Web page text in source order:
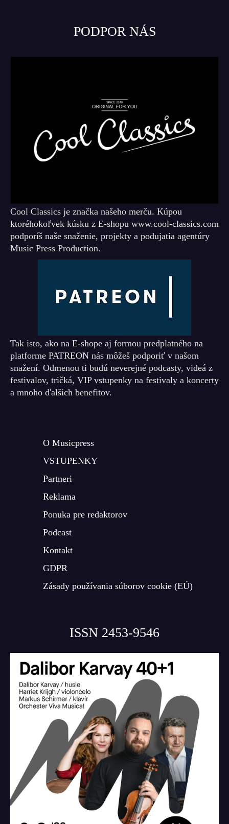
PODPOR NÁS
Cool Classics je značka našeho merču. Kúpou
ktoréhokoľvek kúsku z E-shopu www.cool-classics.com
podporíš naše snaženie, projekty a podujatia agentúry
Music Press Production.
Tak isto, ako na E-shope aj formou predplatného na
platforme PATREON nás môžeš podporiť v našom
snažení. Odmenou ti budú neverejné podcasty, videá z
festivalov, tričká, VIP vstupenky na festivaly a koncerty
a mnoho ďalších benefitov.
O Musicpress
VSTUPENKY
Partneri
Reklama
Ponuka pre redaktorov
Podcast
Kontakt
GDPR
Zásady používania súborov cookie (EÚ)
ISSN 2453-9546